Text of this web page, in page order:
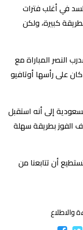
في أغلب فترات
كبيرة، ولكن
النصر المباراة مع
على رأسها أوتافيو
إلى أنه استقبل
الفوز بطريقة سهلة
أن تتابعنا من
والاطلاع